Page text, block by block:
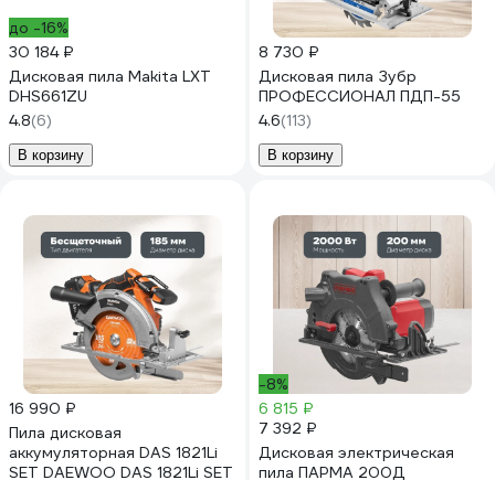
до -16%
30 184 ₽
Дисковая пила Makita LXT
DHS661ZU
4.8(6)
В корзину
8 730 ₽
Дисковая пила Зубр
ПРОФЕССИОНАЛ ПДП-55
4.6(113)
В корзину
16 990 ₽
Пила дисковая
аккумуляторная DAS 1821Li
SET DAEWOO DAS 1821Li SET
-8%
6 815 ₽
7 392 ₽
Дисковая электрическая
пила ПАРМА 200Д